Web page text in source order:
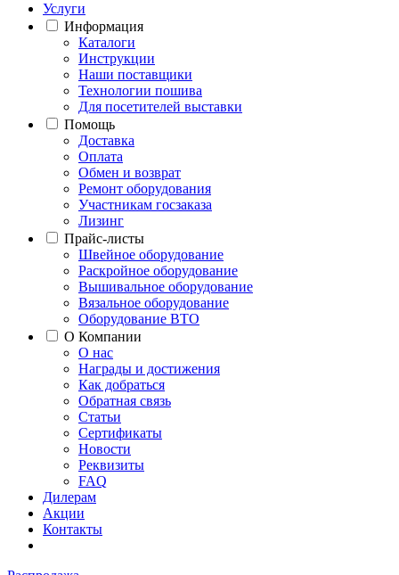
Услуги
Информация
Каталоги
Инструкции
Наши поставщики
Технологии пошива
Для посетителей выставки
Помощь
Доставка
Оплата
Обмен и возврат
Ремонт оборудования
Участникам госзаказа
Лизинг
Прайс-листы
Швейное оборудование
Раскройное оборудование
Вышивальное оборудование
Вязальное оборудование
Оборудование ВТО
О Компании
О нас
Награды и достижения
Как добраться
Обратная связь
Статьи
Сертификаты
Новости
Реквизиты
FAQ
Дилерам
Акции
Контакты